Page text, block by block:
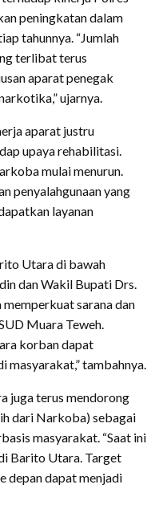
peningkatan dalam
tahunnya. “Jumlah
terlibat terus
aparat penegak
ujarnya.
aparat justru
upaya rehabilitasi.
mulai menurun.
penyalahgunaan yang
layanan
Utara di bawah
dan Wakil Bupati Drs.
memperkuat sarana dan
Muara Teweh.
korban dapat
tambahnya.
juga terus mendorong
dari Narkoba) sebagai
masyarakat. “Saat ini
Barito Utara. Target
depan dapat menjadi